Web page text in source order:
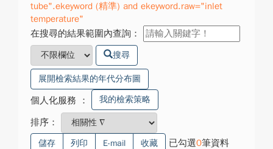
tube".ekeyword (精準) and ekeyword.raw="inlet
temperature"
在搜尋的結果範圍內查詢：
搜尋
展開檢索結果的年代分布圖
個人化服務 ： 我的檢索策略
排序：
儲存 列印 E-mail 收藏 已勾選0筆資料